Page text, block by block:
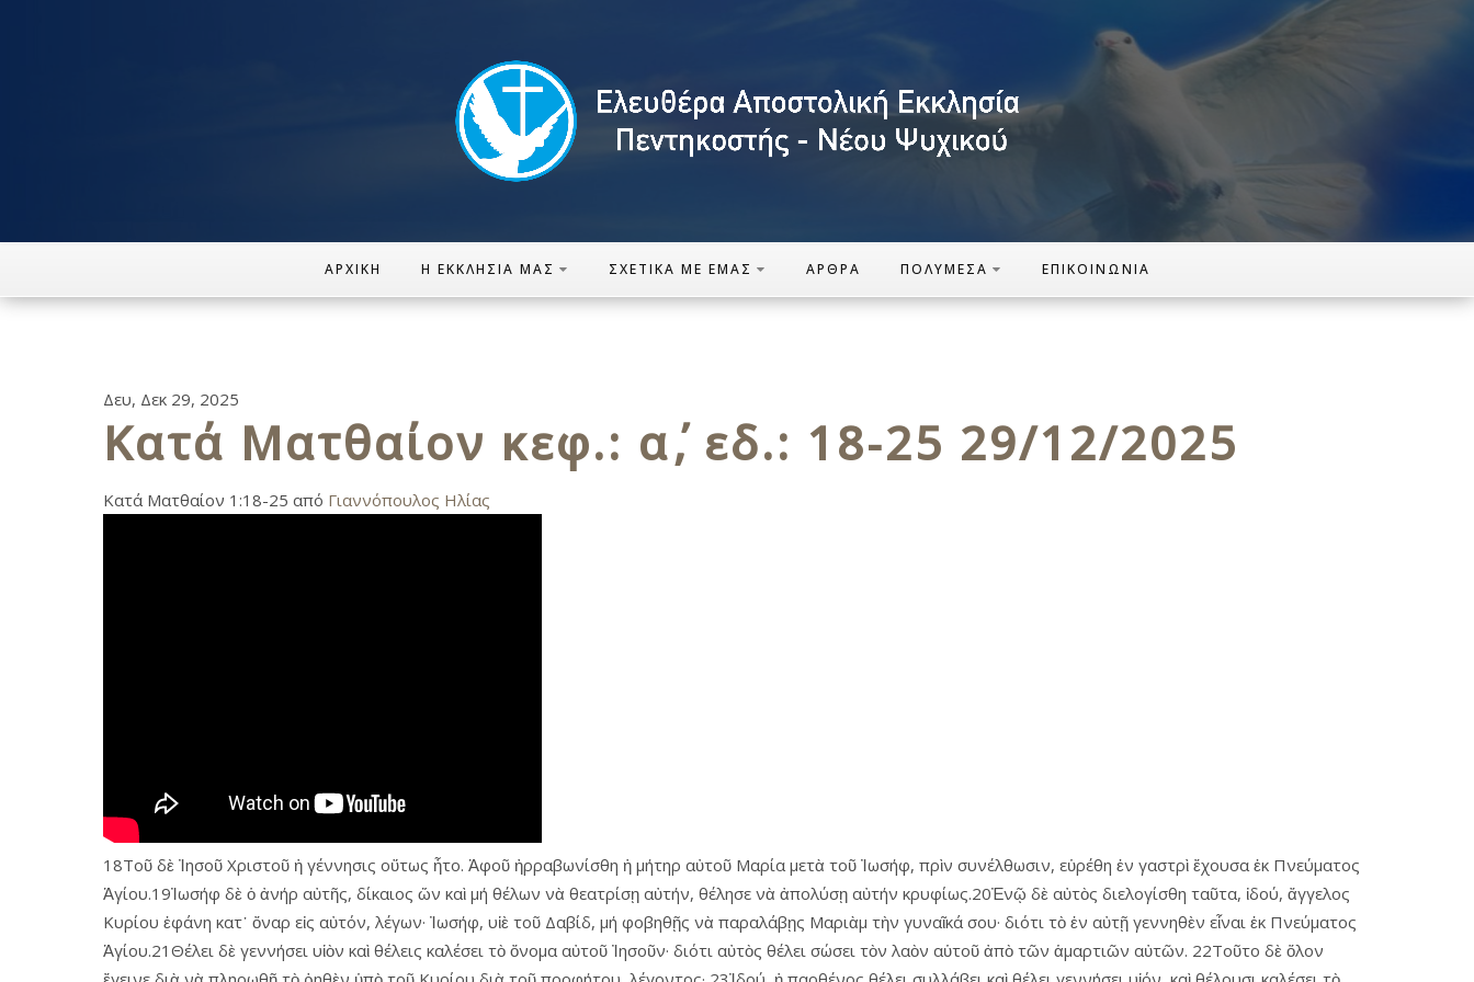
ΑΡΧΙΚΉ Η ΕΚΚΛΗΣΊΑ ΜΑΣ ΣΧΕΤΙΚΆ ΜΕ ΕΜΆΣ ΆΡΘΡΑ ΠΟΛΥΜΈΣΑ ΕΠΙΚΟΙΝΩΝΊΑ
Δευ, Δεκ 29, 2025
Κατά Ματθαίον κεφ.: α΄, εδ.: 18-25 29/12/2025
Κατά Ματθαίον 1:18-25 από Γιαννόπουλος Ηλίας
18Τοῦ δὲ Ἰησοῦ Χριστοῦ ἡ γέννησις οὕτως ἦτο. Ἀφοῦ ἠρραβωνίσθη ἡ μήτηρ αὐτοῦ Μαρία μετὰ τοῦ Ἰωσήφ, πρὶν συνέλθωσιν, εὑρέθη ἐν γαστρὶ ἔχουσα ἐκ Πνεύματος
Ἁγίου.19Ἰωσήφ δὲ ὁ ἀνήρ αὐτῆς, δίκαιος ὤν καὶ μή θέλων νὰ θεατρίσῃ αὐτήν, θέλησε νὰ ἀπολύσῃ αὐτήν κρυφίως.20Ἐνῷ δὲ αὐτὸς διελογίσθη ταῦτα, ἰδού, ἄγγελος
Κυρίου ἐφάνη κατ᾿ ὄναρ εἰς αὐτόν, λέγων· Ἰωσήφ, υἱὲ τοῦ Δαβίδ, μή φοβηθῇς νὰ παραλάβῃς Μαριὰμ τὴν γυναῖκά σου· διότι τὸ ἐν αὐτῇ γεννηθὲν εἶναι ἐκ Πνεύματος
Ἁγίου.21Θέλει δὲ γεννήσει υἱὸν καὶ θέλεις καλέσει τὸ ὄνομα αὐτοῦ Ἰησοῦν· διότι αὐτὸς θέλει σώσει τὸν λαὸν αὑτοῦ ἀπὸ τῶν ἁμαρτιῶν αὐτῶν. 22Τοῦτο δὲ ὅλον